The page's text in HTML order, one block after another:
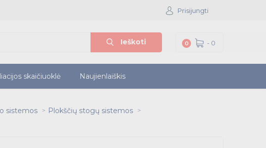
Prisijungti
Ieškoti 0 - 0
skaičiuoklė Naujienlaiškis
sistemos
Plokščių stogų sistemos